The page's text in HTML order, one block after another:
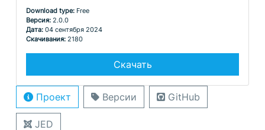
Download type: Free
Версия: 2.0.0
Дата: 04 сентября 2024
Скачивания: 2180
Скачать
Проект Версии GitHub
JED